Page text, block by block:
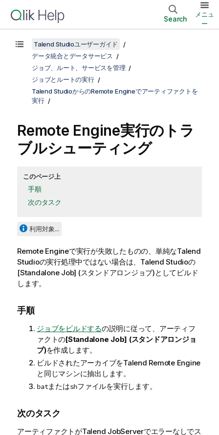
Search
メニュ
ー
Talend Studioユーザーガイド
データ統合とデータサービス
ジョブ、ルート、サービスを管理
ジョブとルートの実行
Talend StudioからのRemote Engineでアーティファクトを
実行
Remote Engine実行のトラ
ブルシューティング
このページ上
手順
次のタスク
利用対象...
Remote Engineで実行が失敗したものの、単純なTalend
Studioの実行処理中ではない場合は、 Talend Studioの
[Standalone Job] (スタンドアロンジョブ)としてビルド
します。
手順
ジョブをビルドするの説明に従って、アーティフ
ァクトの[Standalone Job] (スタンドアロンジョ
ブ)を作成します。
ビルドされたアーカイブをTalend Remote Engine
と同じマシンに抽出します。
batまたはshファイルを実行します。
次のタスク
アーティファクトがTalend JobServerでエラーなしでス